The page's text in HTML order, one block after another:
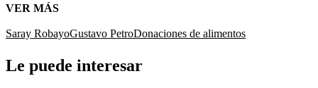
VER MÁS
Saray RobayoGustavo PetroDonaciones de alimentos
Le puede interesar